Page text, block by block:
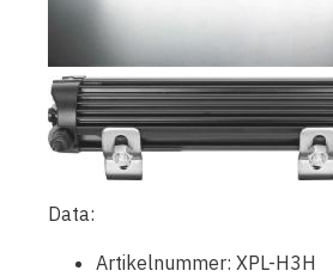
Data:
Artikelnummer: XPL-H3H